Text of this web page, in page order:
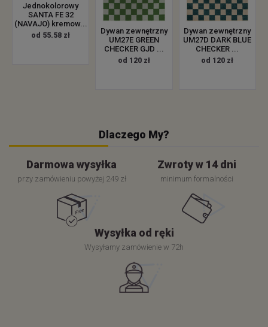
Jednokolorowy
SANTA FE 32
(NAVAJO) kremow...
od 55.58 zł
Dywan zewnętrzny
UM27E GREEN
CHECKER GJD ...
od 120 zł
Dywan zewnętrzny
UM27D DARK BLUE
CHECKER ...
od 120 zł
Dlaczego My?
Darmowa wysyłka
przy zamówieniu powyżej 249 zł
Zwroty w 14 dni
minimum formalności
Wysyłka od ręki
Wysyłamy zamówienie w 72h